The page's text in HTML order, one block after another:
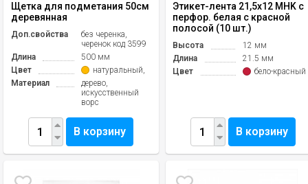
Щетка для подметания 50см
деревянная
Доп.свойства
без черенка,
черенок код 3599
Длина
500 мм
Цвет
натуральный, черный, желтый
Материал
дерево,
искусственный
ворс
В корзину
Этикет-лента 21,5х12 MHK с
перфор. белая с красной
полосой (10 шт.)
Высота
12 мм
Длина
21.5 мм
Цвет
бело-красный
В корзину